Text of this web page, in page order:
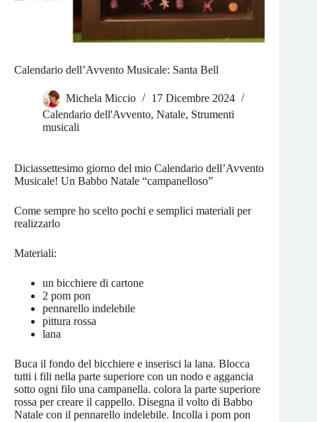
Calendario dell’Avvento Musicale: Santa Bell
Michela Miccio
17 Dicembre 2024
Calendario dell'Avvento, Natale, Strumenti
musicali
Diciassettesimo giorno del mio Calendario dell’Avvento
Musicale! Un Babbo Natale “campanelloso”
Come sempre ho scelto pochi e semplici materiali per
realizzarlo
Materiali:
un bicchiere di cartone
2 pom pon
pennarello indelebile
pittura rossa
lana
Buca il fondo del bicchiere e inserisci la lana. Blocca
tutti i fili nella parte superiore con un nodo e aggancia
sotto ogni filo una campanella. colora la parte superiore
rossa per creare il cappello. Disegna il volto di Babbo
Natale con il pennarello indelebile. Incolla i pom pon